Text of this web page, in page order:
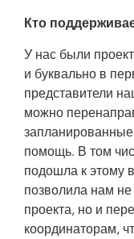
Кто
У нас были
и буквально в
представители
можно
помощь. В том
подошла к этому
позволила нам не
проекта, но и
координаторам,